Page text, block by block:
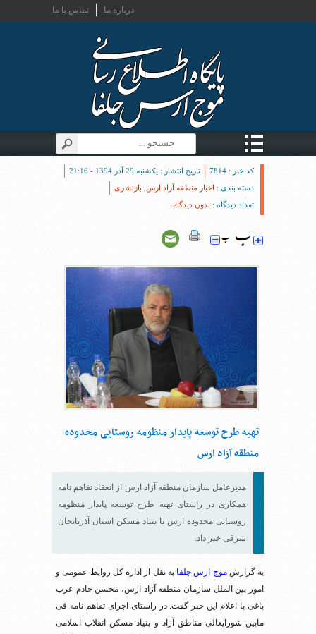
تماس با ما درباره ما
کد خبر : 7814
تاریخ انتشار : یکشنبه 29 آذر 1394 - 21:16
دسته بندی : اخبار منطقه آزاد ارس
بازنشری
تعداد دیدگاه : بدون دیدگاه
تهیه طرح توسعه پایدار منظومه روستایی محدوده
منطقه آزاد ارس
مدیرعامل سازمان منطقه آزاد ارس از انعقاد تفاهم نامه
همکاری در راستای تهیه طرح توسعه پایدار منظومه
روستایی محدوده ارس با بنیاد مسکن استان آذربایجان
شرقی خبر داد.
به گزارشموج ارس جلفا به نقل از اداره کل روابط عمومی و
امور بین الملل سازمان منطقه آزاد ارس، محسن خادم عرب
باغی با اعلام این خبر گفت: در راستای اجرای تفاهم نامه فی
مابین شورایعالی مناطق آزاد و بنیاد مسکن انقلاب اسلامی